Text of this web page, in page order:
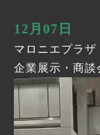
12月07日
マロニエプラザ
企業展示・商談